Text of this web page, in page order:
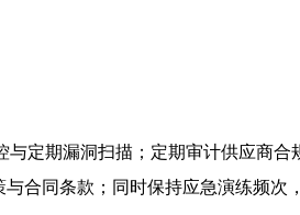
定期漏洞扫描；定期审计供应商合
合同条款；同时保持应急演练频次